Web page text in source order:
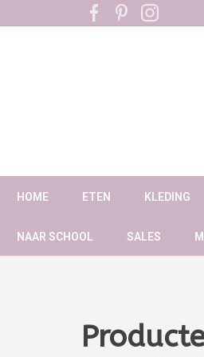
HOME ETEN KLEDING
NAAR SCHOOL SALES